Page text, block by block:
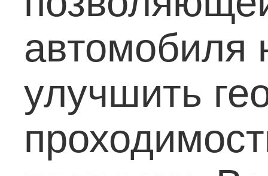
улучшить